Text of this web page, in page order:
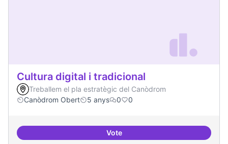
Cultura digital i tradicional
Treballem el pla estratègic del Canòdrom
Canòdrom Obert
5 anys 0 0
VoteCultura digital i tradicional